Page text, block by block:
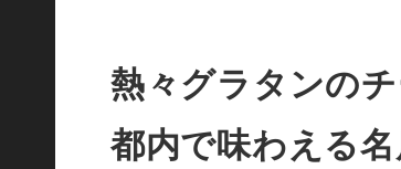
熱々グラタンの
都内で味わえる